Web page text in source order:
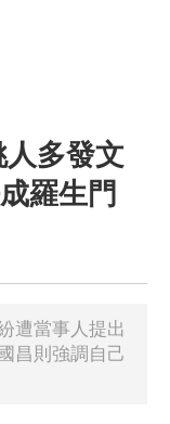
多發文
羅生門
遭當事人提出
昌則強調自己